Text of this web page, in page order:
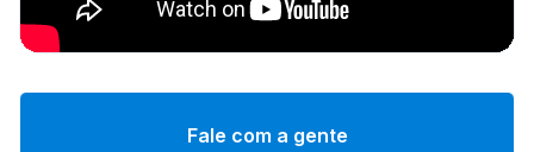
Fale com a gente